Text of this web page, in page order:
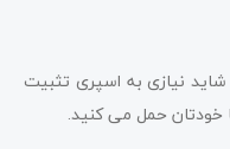
نیازی به اسپری تثبیت
خودتان حمل می کنید.